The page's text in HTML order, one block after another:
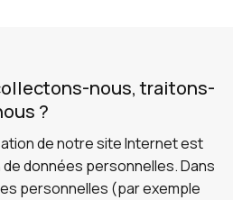
nous, traitons-
?
de notre site Internet est
données personnelles. Dans
personnelles (par exemple